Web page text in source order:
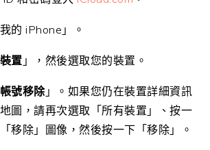
的 iPhone」。
置 」，然後選取您的裝置。
號移除」。如果您仍在裝置詳細資訊
圖，請再次選取「所有裝置」、按一
移除」圖像，然後按一下「移除」。